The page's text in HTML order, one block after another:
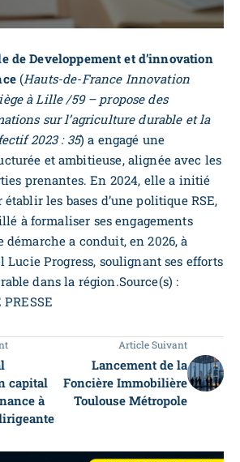
de Developpement et d’innovation
(Hauts-de-France Innovation
à Lille /59 – propose des
sur l’agriculture durable et la
2023 : 35) a engagé une
et ambitieuse, alignée avec les
prenantes. En 2024, elle a initié
les bases d’une politique RSE,
à formaliser ses engagements
démarche a conduit, en 2026, à
Lucie Progress, soulignant ses efforts
dans la région.Source(s) :
capital
à
Article Suivant
Lancement de la
Foncière Immobilière
Toulouse Métropole